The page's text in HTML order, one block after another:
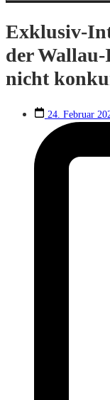
Exklusiv-
der
nicht
24. Februar